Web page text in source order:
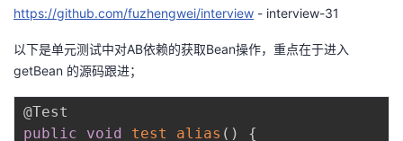
https://github.com/fuzhengwei/interview - interview-31
以下是单元测试中对AB依赖的获取Bean操作，重点在于进入
getBean 的源码跟进；
@Test
public
void test_alias ( )
{